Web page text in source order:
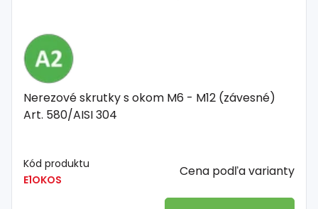
Nerezové skrutky s okom M6 - M12 (závesné)
Art. 580/AISI 304
Kód produktu
E1OKOS
Cena podľa varianty